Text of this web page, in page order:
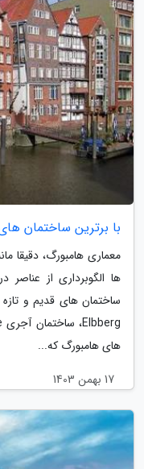
با برترین ساختمان
معماری هامبورگ، دقیقا
ها الگوبرداری از
های هامبورگ که...
17 بهمن 1403